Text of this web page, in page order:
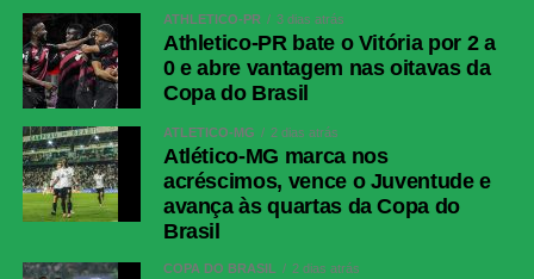
ATHLETICO-PR 3 dias atrás
Athletico-PR bate o Vitória por 2 a
0 e abre vantagem nas oitavas da
Copa do Brasil
ATLÉTICO-MG 2 dias atrás
Atlético-MG marca nos
acréscimos, vence o Juventude e
avança às quartas da Copa do
Brasil
COPA DO BRASIL 2 dias atrás